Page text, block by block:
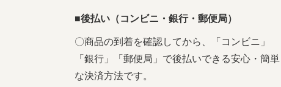
■後払い（コンビニ・銀行・郵便局）
〇商品の到着を確認してから、「コンビニ」
「銀行」「郵便局」で後払いできる安心・簡単
な決済方法です。